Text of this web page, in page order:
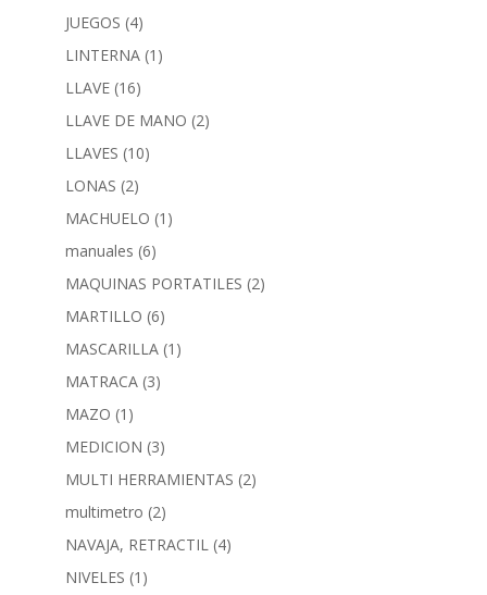
JUEGOS (4)
LINTERNA (1)
LLAVE (16)
LLAVE DE MANO (2)
LLAVES (10)
LONAS (2)
MACHUELO (1)
manuales (6)
MAQUINAS PORTATILES (2)
MARTILLO (6)
MASCARILLA (1)
MATRACA (3)
MAZO (1)
MEDICION (3)
MULTI HERRAMIENTAS (2)
multimetro (2)
NAVAJA, RETRACTIL (4)
NIVELES (1)